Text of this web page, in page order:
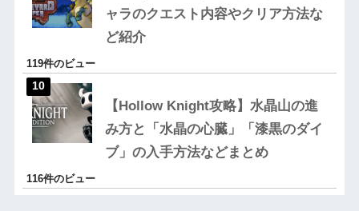
ャラのクエスト内容やクリア方法な
ど紹介
119件のビュー
【Hollow Knight攻略】水晶山の進
み方と「水晶の心臓」「漆黒のダイ
ブ」の入手方法などまとめ
116件のビュー